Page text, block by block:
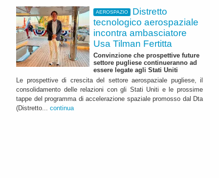
AEROSPAZIO
Distretto
tecnologico aerospaziale
incontra ambasciatore
Usa Tilman Fertitta
Convinzione che prospettive future
settore pugliese continueranno ad
essere legate agli Stati Uniti
Le prospettive di crescita del settore aerospaziale pugliese, il
consolidamento delle relazioni con gli Stati Uniti e le prossime
tappe del programma di accelerazione spaziale promosso dal Dta
(Distretto... continua